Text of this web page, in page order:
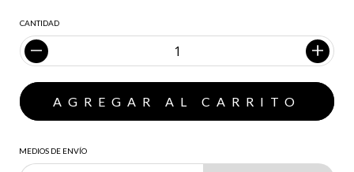
CANTIDAD
MEDIOS DE ENVÍO